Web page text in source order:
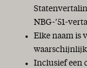
NBG-’51-
Elke naam is
Inclusief een